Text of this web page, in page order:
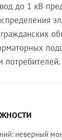
до 1 кВ
потребителей.
неверный